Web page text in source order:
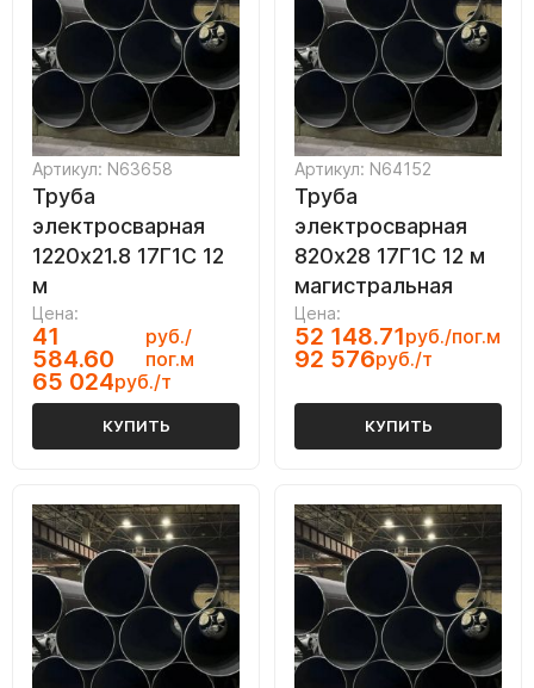
Артикул: N63658
Труба
электросварная
1220х21.8 17Г1С 12
м
Цена:
41
584.60
руб./
пог.м
65 024руб./т
КУПИТЬ
Артикул: N64152
Труба
электросварная
820х28 17Г1С 12 м
магистральная
Цена:
52 148.71руб./пог.м
92 576руб./т
КУПИТЬ